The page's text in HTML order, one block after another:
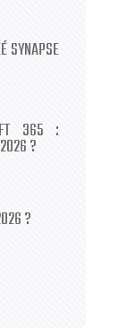
SYNAPSE
365 :
?
?